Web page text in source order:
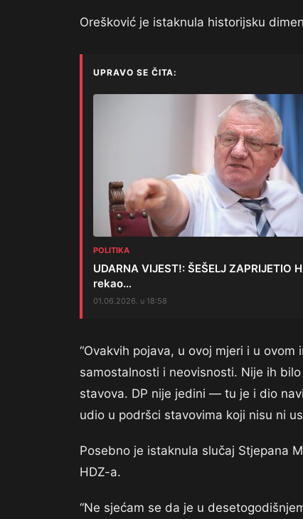
Orešković je istaknula historijsku
UPRAVO SE ČITA:
POLITIKA
UDARNA VIJEST!: ŠEŠELJ ZAPRIJETIO
rekao…
01.06.2026. u 18:58
“Ovakvih pojava, u ovoj mjeri i u
samostalnosti i neovisnosti. Nije ih
stavova. DP nije jedini — tu je i dio
udio u podršci stavovima koji nisu ni
Posebno je istaknula slučaj Stjepana
HDZ-a.
“Ne sjećam se da je u